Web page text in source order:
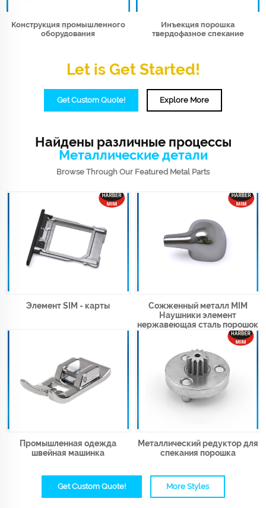
Конструкция промышленного
оборудования
Инъекция порошка
твердофазное спекание
Let is Get Started!
Get Custom Quote! Explore More
Найдены различные процессы
Металлические детали
Browse Through Our Featured Metal Parts
Элемент SIM - карты
Сожженный металл MIM
Наушники элемент
нержавеющая сталь порошок
детали металлургические
Промышленная одежда
швейная машинка
Металлический редуктор для
спекания порошка
Get Custom Quote! More Styles